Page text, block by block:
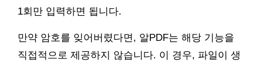
1회만 입력하면 됩니다.
만약 암호를 잊어버렸다면, 알PDF는 해당 기능을
직접적으로 제공하지 않습니다. 이 경우, 파일이 생